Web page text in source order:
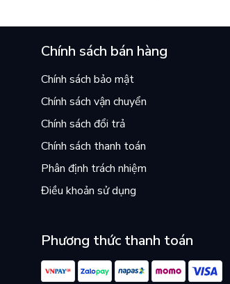
Chính sách bán hàng
Chính sách bảo mật
Chính sách vận chuyển
Chính sách đổi trả
Chính sách thanh toán
Phân định trách nhiệm
Điều khoản sử dụng
Phương thức thanh toán